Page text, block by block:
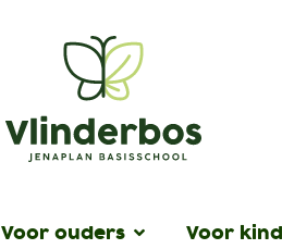
Voor ouders Voor